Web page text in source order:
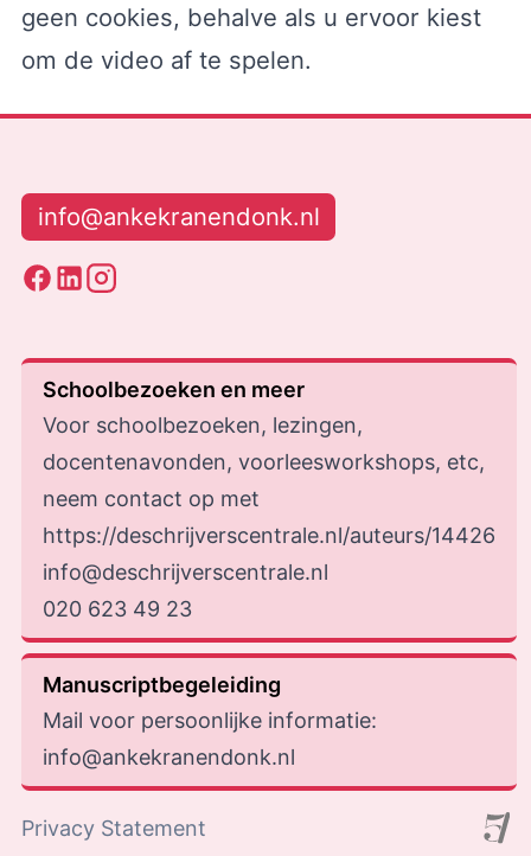
geen cookies, behalve als u ervoor kiest
om de video af te spelen.
info@ankekranendonk.nl
Schoolbezoeken en meer
Voor schoolbezoeken, lezingen,
docentenavonden, voorleesworkshops, etc,
neem contact op met
https://deschrijverscentrale.nl/auteurs/14426
info@deschrijverscentrale.nl
020 623 49 23
Manuscriptbegeleiding
Mail voor persoonlijke informatie:
info@ankekranendonk.nl
Privacy Statement